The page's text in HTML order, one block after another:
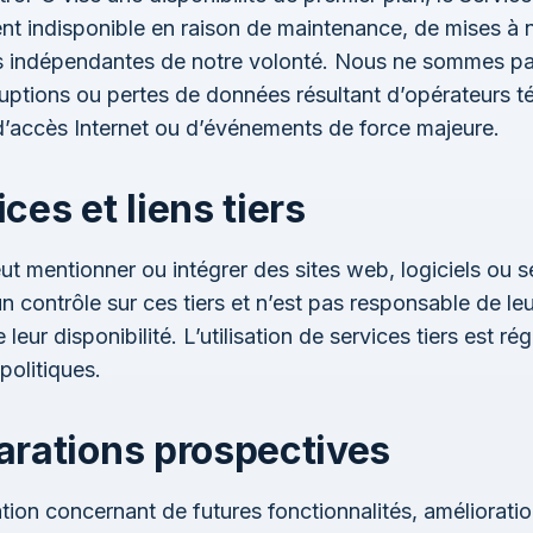
indisponible en raison de maintenance, de mises à
indépendantes de notre volonté. Nous ne sommes
ou pertes de données résultant d’opérateurs
Internet ou d’événements de force majeure.
et liens tiers
mentionner ou intégrer des sites web, logiciels ou
contrôle sur ces tiers et n’est pas responsable de
leur disponibilité. L’utilisation de services tiers est
prospectives
concernant de futures fonctionnalités,